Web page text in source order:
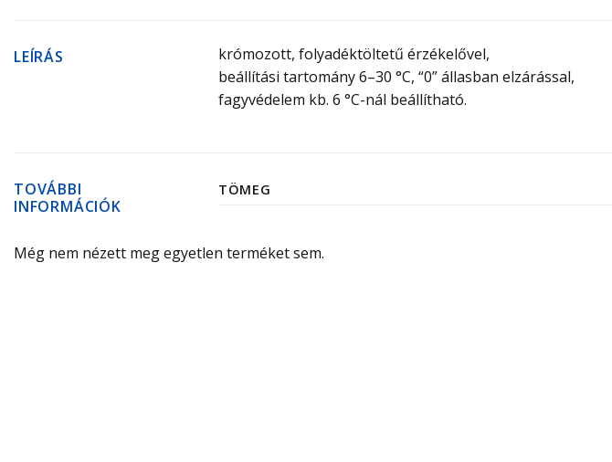
LEÍRÁS
krómozott, folyadéktöltetű érzékelővel,
beállítási tartomány 6–30 °C, “0” állasban elzárással,
fagyvédelem kb. 6 °C-nál beállítható.
TOVÁBBI
INFORMÁCIÓK
TÖMEG
Még nem nézett meg egyetlen terméket sem.